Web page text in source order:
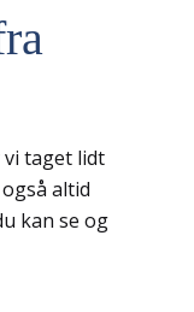
vi taget lidt
altid
kan se og